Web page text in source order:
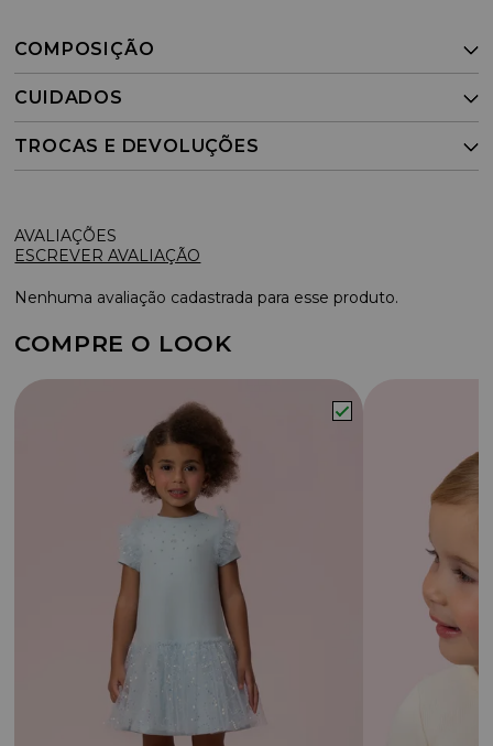
COMPOSIÇÃO
CUIDADOS
TROCAS E DEVOLUÇÕES
ESCREVER AVALIAÇÃO
Nenhuma avaliação cadastrada para esse produto.
COMPRE O LOOK